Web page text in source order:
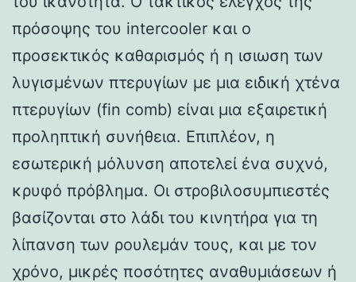
πρόσοψης του intercooler και ο
προσεκτικός καθαρισμός ή η ισιωση των
λυγισμένων πτερυγίων με μια ειδική χτένα
πτερυγίων (fin comb) είναι μια εξαιρετική
προληπτική συνήθεια. Επιπλέον, η
εσωτερική μόλυνση αποτελεί ένα συχνό,
κρυφό πρόβλημα. Οι στροβιλοσυμπιεστές
βασίζονται στο λάδι του κινητήρα για τη
λίπανση των ρουλεμάν τους, και με τον
χρόνο, μικρές ποσότητες αναθυμιάσεων ή